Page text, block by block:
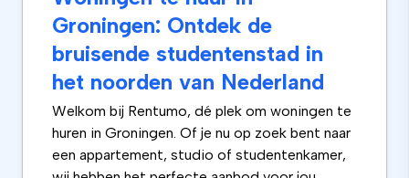
Groningen: Ontdek de
bruisende studentenstad in
het noorden van Nederland
Welkom bij Rentumo, dé plek om woningen te
huren in Groningen. Of je nu op zoek bent naar
een appartement, studio of studentenkamer,